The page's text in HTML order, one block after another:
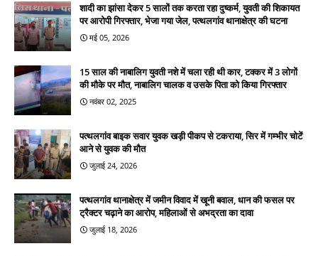
शादी का झांसा देकर 5 सालों तक करता रहा दुष्कर्म, युवती की शिकायत
पर आरोपी गिरफ्तार, भेजा गया जेल, पत्थलगांव थानाक्षेत्र की घटना
मई 05, 2026
15 साल की नाबालिग युवती नशे में चला रही थी कार, टक्कर में 3 लोगों
की मौके पर मौत, नाबालिग चालक व उसके पिता को किया गिरफ्तार
नवंबर 02, 2025
पत्थलगांव बाइक सवार युवक खड़ी पीकप से टकराया, सिर में गम्भीर चोटें
आने से युवक की मौत
जुलाई 24, 2026
पत्थलगांव थानाक्षेत्र में जमीन विवाद में खूनी बवाल, धान की फसल पर
ट्रैक्टर चढ़ाने का आरोप, महिलाओं से अभद्रता का दावा
जुलाई 18, 2026